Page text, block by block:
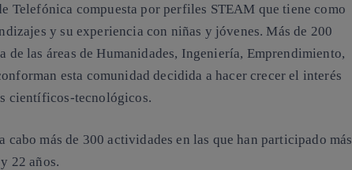
Telefónica compuesta por perfiles STEAM que tiene como
y su experiencia con niñas y jóvenes. Más de 200
de las áreas de Humanidades, Ingeniería, Emprendimiento,
esta comunidad decidida a hacer crecer el interés
científicos-tecnológicos.
cabo más de 300 actividades en las que han participado más
22 años.